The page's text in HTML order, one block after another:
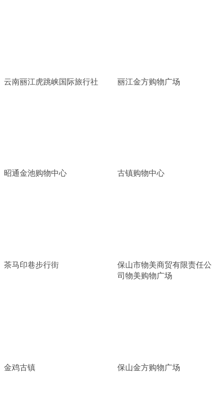
云南丽江虎跳峡国际旅行社 丽江金方购物广场
昭通金池购物中心 古镇购物中心
茶马印巷步行街
保山市物美商贸有限责任公
司物美购物广场
金鸡古镇 保山金方购物广场